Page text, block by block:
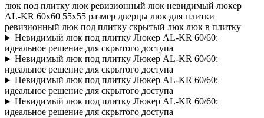
люк под плитку люк ревизионный люк невидимый люкер
AL-KR 60x60 55x55 размер дверцы люк для плитки
ревизионный люк под плитку скрытый люк люк в плитку
Невидимый люк под плитку Люкер AL-KR 60/60:
идеальное решение для скрытого доступа
Невидимый люк под плитку Люкер AL-KR 60/60:
идеальное решение для скрытого доступа
Невидимый люк под плитку Люкер AL-KR 60/60:
идеальное решение для скрытого доступа
Невидимый люк под плитку Люкер AL-KR 60/60:
идеальное решение для скрытого доступа